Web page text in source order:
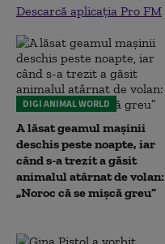
Descarcă aplicația Pro FM
DIGI ANIMAL WORLD
A lăsat geamul mașinii
deschis peste noapte, iar
când s-a trezit a găsit
animalul atârnat de volan:
„Noroc că se mișcă greu”